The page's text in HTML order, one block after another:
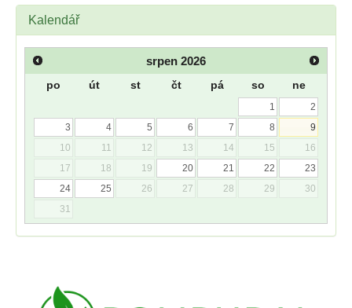
Kalendář
srpen 2026
po út st čt pá so ne
1
2
3
4 5 6 7 8
9
10
11 12 13 14 15
16
17
18 19 20 21 22
23
24
25 26 27 28 29
30
31